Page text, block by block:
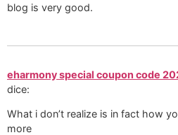
blog is very good.
eharmony special coupon code
dice:
What i don’t realize is in fact how
more